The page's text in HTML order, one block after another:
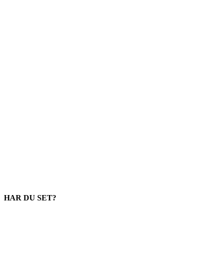
HAR DU SET?